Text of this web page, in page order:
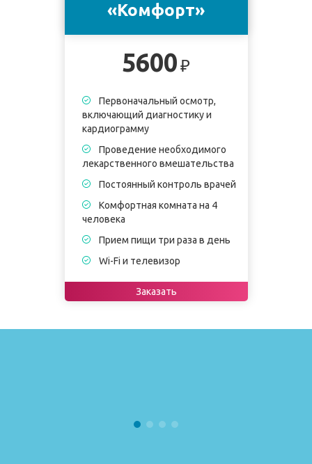
«Комфорт»
5600₽
Первоначальный осмотр,
включающий диагностику и
кардиограмму
Проведение необходимого
лекарственного вмешательства
Постоянный контроль врачей
Комфортная комната на 4
человека
Прием пищи три раза в день
Wi-Fi и телевизор
Заказать